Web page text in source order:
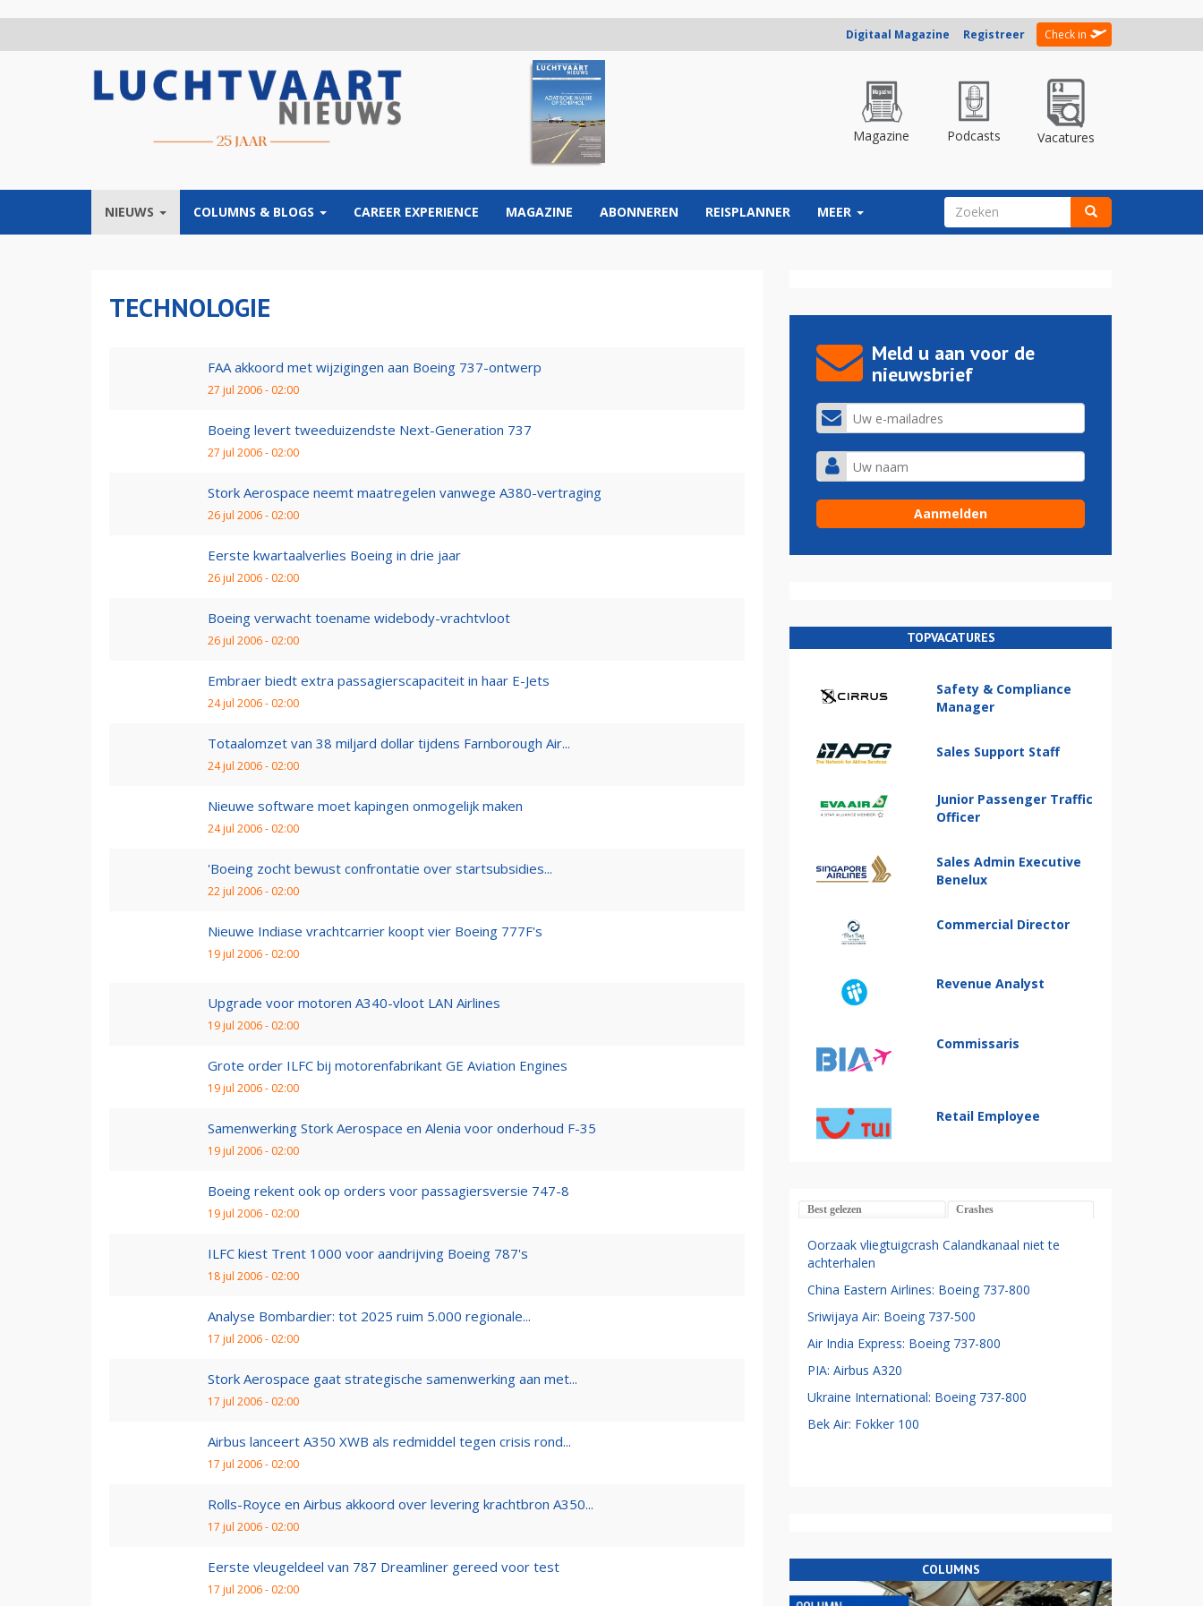
Digitaal Magazine Registreer Check in
Magazine Podcasts Vacatures
NIEUWS COLUMNS & BLOGS CAREER EXPERIENCE MAGAZINE ABONNEREN REISPLANNER MEER ZOEKVELD
TECHNOLOGIE
FAA akkoord met wijzigingen aan Boeing 737-ontwerp
27 jul 2006 - 02:00
Boeing levert tweeduizendste Next-Generation 737
27 jul 2006 - 02:00
Stork Aerospace neemt maatregelen vanwege A380-vertraging
26 jul 2006 - 02:00
Eerste kwartaalverlies Boeing in drie jaar
26 jul 2006 - 02:00
Boeing verwacht toename widebody-vrachtvloot
26 jul 2006 - 02:00
Embraer biedt extra passagierscapaciteit in haar E-Jets
24 jul 2006 - 02:00
Totaalomzet van 38 miljard dollar tijdens Farnborough Air...
24 jul 2006 - 02:00
Nieuwe software moet kapingen onmogelijk maken
24 jul 2006 - 02:00
'Boeing zocht bewust confrontatie over startsubsidies...
22 jul 2006 - 02:00
Nieuwe Indiase vrachtcarrier koopt vier Boeing 777F's
19 jul 2006 - 02:00
Upgrade voor motoren A340-vloot LAN Airlines
19 jul 2006 - 02:00
Grote order ILFC bij motorenfabrikant GE Aviation Engines
19 jul 2006 - 02:00
Samenwerking Stork Aerospace en Alenia voor onderhoud F-35
19 jul 2006 - 02:00
Boeing rekent ook op orders voor passagiersversie 747-8
19 jul 2006 - 02:00
ILFC kiest Trent 1000 voor aandrijving Boeing 787's
18 jul 2006 - 02:00
Analyse Bombardier: tot 2025 ruim 5.000 regionale...
17 jul 2006 - 02:00
Stork Aerospace gaat strategische samenwerking aan met...
17 jul 2006 - 02:00
Airbus lanceert A350 XWB als redmiddel tegen crisis rond...
17 jul 2006 - 02:00
Rolls-Royce en Airbus akkoord over levering krachtbron A350...
17 jul 2006 - 02:00
Eerste vleugeldeel van 787 Dreamliner gereed voor test
17 jul 2006 - 02:00
Meld u aan voor de
nieuwsbrief
TOPVACATURES
Safety & Compliance
Manager
Sales Support Staff
Junior Passenger Traffic
Officer
Sales Admin Executive
Benelux
Commercial Director
Revenue Analyst
Commissaris
Retail Employee
Best gelezen Crashes
Oorzaak vliegtuigcrash Calandkanaal niet te
achterhalen
China Eastern Airlines: Boeing 737-800
Sriwijaya Air: Boeing 737-500
Air India Express: Boeing 737-800
PIA: Airbus A320
Ukraine International: Boeing 737-800
Bek Air: Fokker 100
COLUMNS